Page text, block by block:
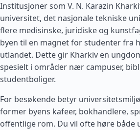
Institusjoner som V. N. Karazin
universitet, det nasjonale tekniske
flere medisinske, juridiske og
byen til en magnet for studenter fra
utlandet. Dette gir Kharkiv en
spesielt i områder nær campuser,
studentboliger.
For besøkende betyr
former byens kafeer, bokhandlere,
offentlige rom. Du vil ofte høre både